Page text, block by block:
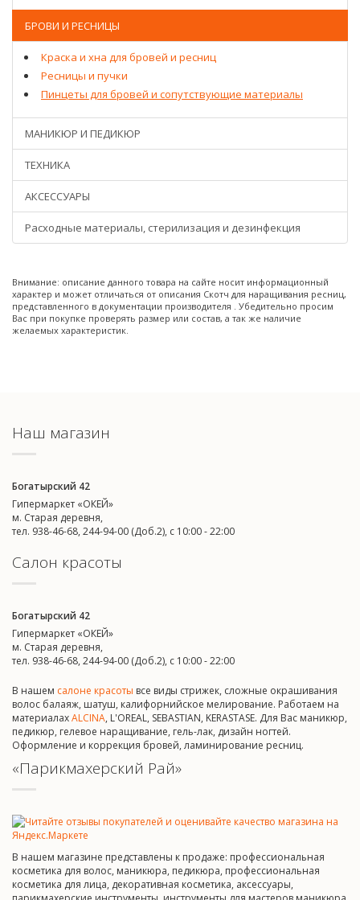
БРОВИ И РЕСНИЦЫ
Краска и хна для бровей и ресниц
Ресницы и пучки
Пинцеты для бровей и сопутствующие материалы
МАНИКЮР И ПЕДИКЮР
ТЕХНИКА
АКСЕССУАРЫ
Расходные материалы, стерилизация и дезинфекция
Внимание: описание данного товара на сайте носит информационный
характер и может отличаться от описания Скотч для наращивания ресниц,
представленного в документации производителя . Убедительно просим
Вас при покупке проверять размер или состав, а так же наличие
желаемых характеристик.
Наш магазин
Богатырский 42
Гипермаркет «ОКЕЙ»
м. Старая деревня,
тел. 938-46-68, 244-94-00 (Доб.2), c 10:00 - 22:00
Салон красоты
Богатырский 42
Гипермаркет «ОКЕЙ»
м. Старая деревня,
тел. 938-46-68, 244-94-00 (Доб.2), c 10:00 - 22:00
В нашем салоне красоты все виды стрижек, сложные окрашивания
волос балаяж, шатуш, калифорнийское мелирование. Работаем на
материалахALCINA, L'OREAL, SEBASTIAN, KERASTASE. Для Вас маникюр,
педикюр, гелевое наращивание, гель-лак, дизайн ногтей.
Оформление и коррекция бровей, ламинирование ресниц.
«Парикмахерский Рай»
В нашем магазине представлены к продаже: профессиональная
косметика для волос, маникюра, педикюра, профессиональная
косметика для лица, декоративная косметика, аксессуары,